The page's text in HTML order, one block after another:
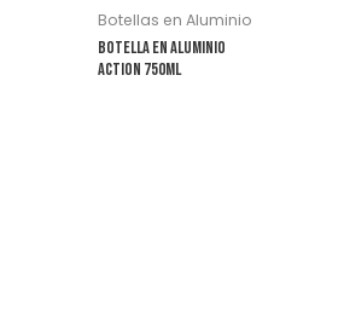
Botellas en Aluminio
Botella en Aluminio
Action 750ml